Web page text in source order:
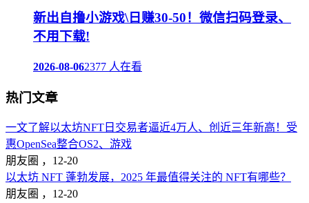
新出自撸小游戏\日赚30-50！微信扫码登录、
不用下载!
2026-08-062377 人在看
热门文章
一文了解以太坊NFT日交易者逼近4万人、创近三年新高！受
惠OpenSea整合OS2、游戏
朋友圈 ， 12-20
以太坊 NFT 蓬勃发展，2025 年最值得关注的 NFT有哪些？
朋友圈 ， 12-20